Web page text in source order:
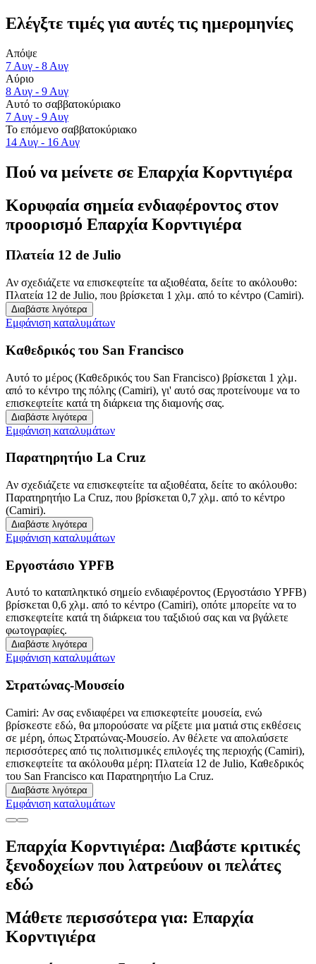
Ελέγξτε τιμές για αυτές τις ημερομηνίες
Απόψε
7 Αυγ - 8 Αυγ
Αύριο
8 Αυγ - 9 Αυγ
Αυτό το σαββατοκύριακο
7 Αυγ - 9 Αυγ
Το επόμενο σαββατοκύριακο
14 Αυγ - 16 Αυγ
Πού να μείνετε σε Επαρχία Κορντιγιέρα
Κορυφαία σημεία ενδιαφέροντος στον
προορισμό Επαρχία Κορντιγιέρα
Πλατεία 12 de Julio
Αν σχεδιάζετε να επισκεφτείτε τα αξιοθέατα, δείτε το ακόλουθο:
Πλατεία 12 de Julio, που βρίσκεται 1 χλμ. από το κέντρο (Camiri).
Διαβάστε λιγότερα
Εμφάνιση καταλυμάτων
Καθεδρικός του San Francisco
Αυτό το μέρος (Καθεδρικός του San Francisco) βρίσκεται 1 χλμ.
από το κέντρο της πόλης (Camiri), γι' αυτό σας προτείνουμε να το
επισκεφτείτε κατά τη διάρκεια της διαμονής σας.
Διαβάστε λιγότερα
Εμφάνιση καταλυμάτων
Παρατηρητήιο La Cruz
Αν σχεδιάζετε να επισκεφτείτε τα αξιοθέατα, δείτε το ακόλουθο:
Παρατηρητήιο La Cruz, που βρίσκεται 0,7 χλμ. από το κέντρο
(Camiri).
Διαβάστε λιγότερα
Εμφάνιση καταλυμάτων
Εργοστάσιο YPFB
Αυτό το καταπληκτικό σημείο ενδιαφέροντος (Εργοστάσιο YPFB)
βρίσκεται 0,6 χλμ. από το κέντρο (Camiri), οπότε μπορείτε να το
επισκεφτείτε κατά τη διάρκεια του ταξιδιού σας και να βγάλετε
φωτογραφίες.
Διαβάστε λιγότερα
Εμφάνιση καταλυμάτων
Στρατώνας-Μουσείο
Camiri: Αν σας ενδιαφέρει να επισκεφτείτε μουσεία, ενώ
βρίσκεστε εδώ, θα μπορούσατε να ρίξετε μια ματιά στις εκθέσεις
σε μέρη, όπως Στρατώνας-Μουσείο. Αν θέλετε να απολαύσετε
περισσότερες από τις πολιτισμικές επιλογές της περιοχής (Camiri),
επισκεφτείτε τα ακόλουθα μέρη: Πλατεία 12 de Julio, Καθεδρικός
του San Francisco και Παρατηρητήιο La Cruz.
Διαβάστε λιγότερα
Εμφάνιση καταλυμάτων
Επαρχία Κορντιγιέρα: Διαβάστε κριτικές
ξενοδοχείων που λατρεύουν οι πελάτες
εδώ
Μάθετε περισσότερα για: Επαρχία
Κορντιγιέρα